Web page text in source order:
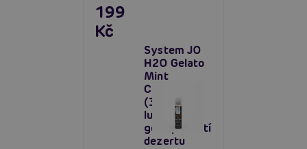
System JO
H2O Gelato
Mint
Chocolate
(30 ml),
lubrikační
gel s příchutí
dezertu
199
Kč